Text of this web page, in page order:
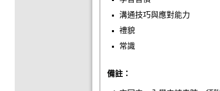
溝通技巧與應對能力
禮貌
常識
備註：